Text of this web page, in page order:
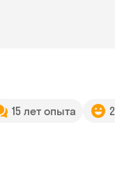
15 лет опыта